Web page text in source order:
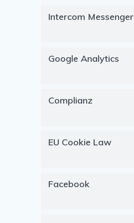
Intercom Messenger
Google Analytics
Complianz
EU Cookie Law
Facebook